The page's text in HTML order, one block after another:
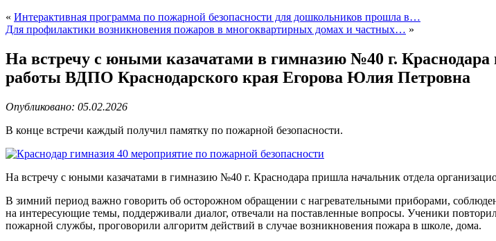
« Интерактивная программа по пожарной безопасности для дошкольников прошла в…
Для профилактики возникновения пожаров в многоквартирных домах и частных… »
На встречу с юными казачатами в гимназию №40 г.
работы ВДПО Краснодарского края Егорова Юлия Петровна
Опубликовано: 05.02.2026
В конце встречи каждый получил памятку по пожарной безопасности.
На встречу с юными казачатами в гимназию №40 г. Краснодара пришла начальник отдела
В зимний период важно говорить об осторожном обращении с нагревательными приборами,
на интересующие темы, поддерживали диалог, отвечали на поставленные вопросы. Ученики
пожарной службы, проговорили алгоритм действий в случае возникновения пожара в школе, дома.